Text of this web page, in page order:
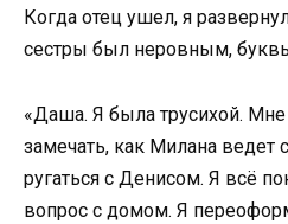
Когда отец ушел, я
сестры был неровным,
«Даша. Я была трусихой.
замечать, как Милана ведет
ругаться с Денисом. Я всё
вопрос с домом. Я